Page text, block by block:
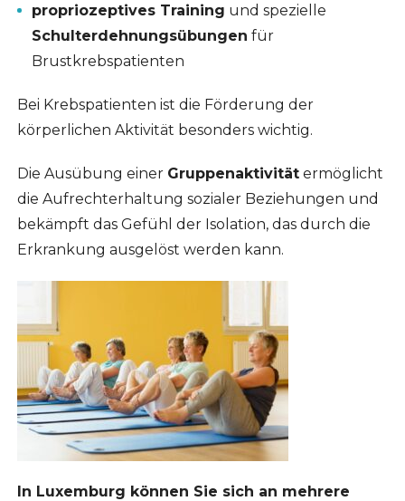
propriozeptives Training und spezielle
Schulterdehnungsübungen für
Brustkrebspatienten
Bei Krebspatienten ist die Förderung der
körperlichen Aktivität besonders wichtig.
Die Ausübung einer Gruppenaktivitätermöglicht
die Aufrechterhaltung sozialer Beziehungen und
bekämpft das Gefühl der Isolation, das durch die
Erkrankung ausgelöst werden kann.
In Luxemburg können Sie sich an mehrere